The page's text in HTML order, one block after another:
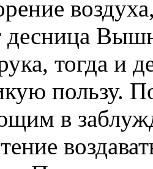
тогда и
пользу.
в